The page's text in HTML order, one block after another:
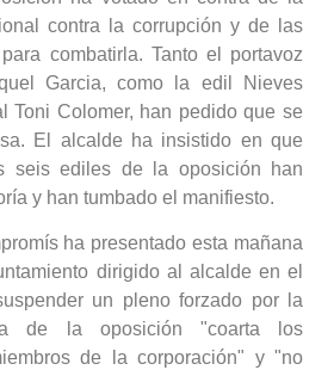
contra la corrupción y de las
combatirla. Tanto el portavoz
Garcia, como la edil Nieves
Toni Colomer, han pedido que se
El alcalde ha insistido en que
seis ediles de la oposición han
y han tumbado el manifiesto.
ha presentado esta mañana
dirigido al alcalde en el
un pleno forzado por la
de la oposición "coarta los
de la corporación" y "no